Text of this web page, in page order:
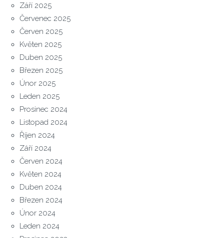
Září 2025
Červenec 2025
Červen 2025
Květen 2025
Duben 2025
Březen 2025
Únor 2025
Leden 2025
Prosinec 2024
Listopad 2024
Říjen 2024
Září 2024
Červen 2024
Květen 2024
Duben 2024
Březen 2024
Únor 2024
Leden 2024